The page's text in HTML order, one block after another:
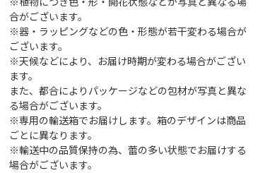
合がございます。
※器・ラッピングなどの色・形態が若干変わる場合が
ございます。
※天候などにより、お届け時期が変わる場合がござい
ます。
また、都合によりパッケージなどの包材が写真と異な
る場合がございます。
※専用の輸送箱でお届けします。箱のデザインは商品
ごとに異なります。
※輸送中の品質保持の為、蕾の多い状態でお届けする
場合がございます。